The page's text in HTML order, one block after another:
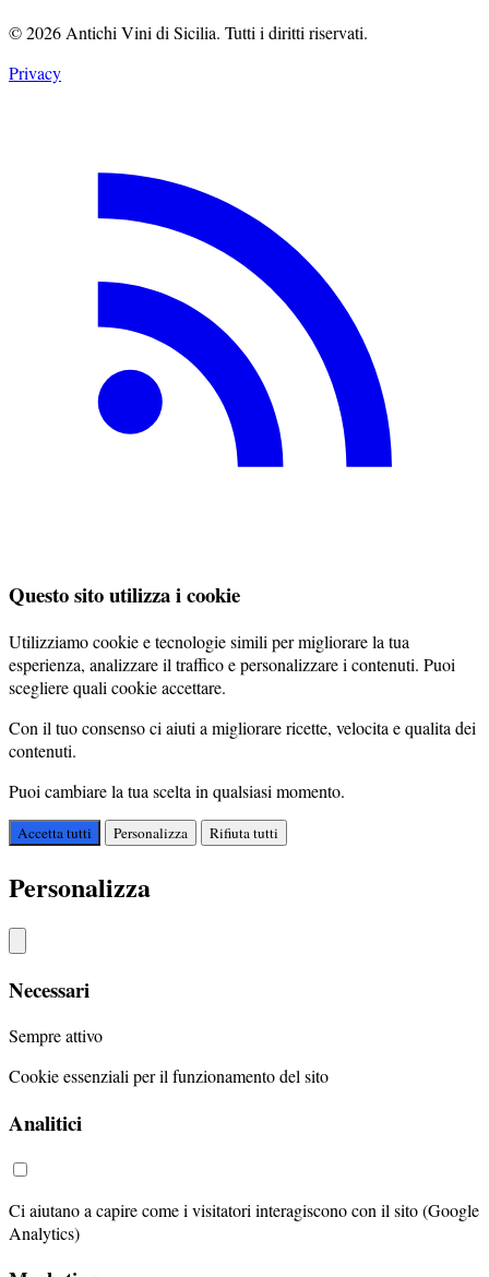
© 2026 Antichi Vini di Sicilia. Tutti i diritti riservati.
Privacy
Questo sito utilizza i cookie
Utilizziamo cookie e tecnologie simili per migliorare la tua
esperienza, analizzare il traffico e personalizzare i contenuti. Puoi
scegliere quali cookie accettare.
Con il tuo consenso ci aiuti a migliorare ricette, velocita e qualita dei
contenuti.
Puoi cambiare la tua scelta in qualsiasi momento.
Accetta tutti Personalizza Rifiuta tutti
Personalizza
Necessari
Sempre attivo
Cookie essenziali per il funzionamento del sito
Analitici
Ci aiutano a capire come i visitatori interagiscono con il sito (Google
Analytics)